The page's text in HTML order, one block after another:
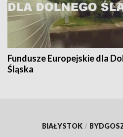
Fundusze Europejskie dla
Śląska
BIAŁYSTOK /